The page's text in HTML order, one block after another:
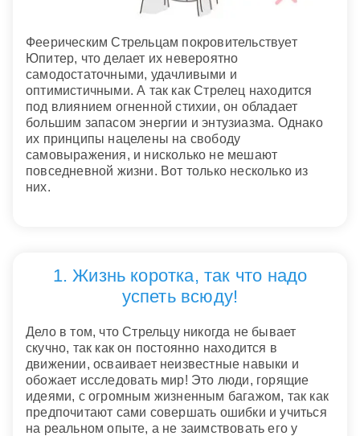
Феерическим Стрельцам покровительствует
Юпитер, что делает их невероятно
самодостаточными, удачливыми и
оптимистичными. А так как Стрелец находится
под влиянием огненной стихии, он обладает
большим запасом энергии и энтузиазма. Однако
их принципы нацелены на свободу
самовыражения, и нисколько не мешают
повседневной жизни. Вот только несколько из
них.
1. Жизнь коротка, так что надо
успеть всюду!
Дело в том, что Стрельцу никогда не бывает
скучно, так как он постоянно находится в
движении, осваивает неизвестные навыки и
обожает исследовать мир! Это люди, горящие
идеями, с огромным жизненным багажом, так как
предпочитают сами совершать ошибки и учиться
на реальном опыте, а не заимствовать его у